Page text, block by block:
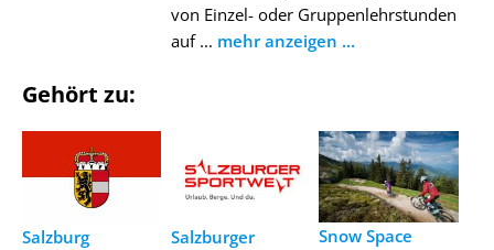
von Einzel- oder Gruppenlehrstunden
auf ... mehr anzeigen ...
Gehört zu:
Salzburg
Salzburger
Snow Space